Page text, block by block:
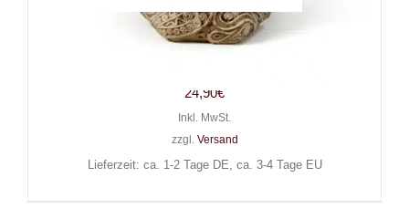
Mad Moonshine Schädel
24,90€
Inkl. MwSt.
zzgl. Versand
Lieferzeit: ca. 1-2 Tage DE, ca. 3-4 Tage EU